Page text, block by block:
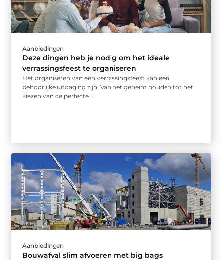
Aanbiedingen
Deze dingen heb je nodig om het ideale
verrassingsfeest te organiseren
Het organiseren van een verrassingsfeest kan een
behoorlijke uitdaging zijn. Van het geheim houden tot het
kiezen van de perfecte ...
Aanbiedingen
Bouwafval slim afvoeren met big bags